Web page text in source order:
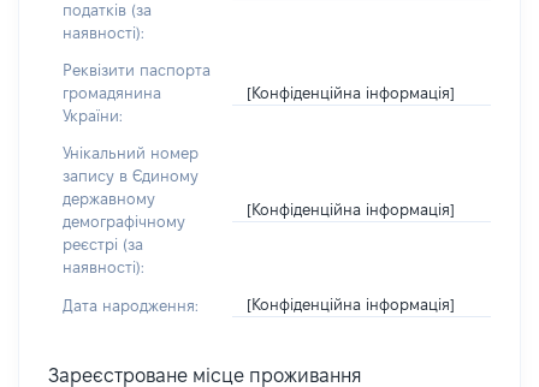
податків (за
наявності):
Реквізити паспорта
громадянина
України:
[Конфіденційна інформація]
Унікальний номер
запису в Єдиному
державному
демографічному
реєстрі (за
наявності):
[Конфіденційна інформація]
Дата народження: [Конфіденційна інформація]
Зареєстроване місце проживання